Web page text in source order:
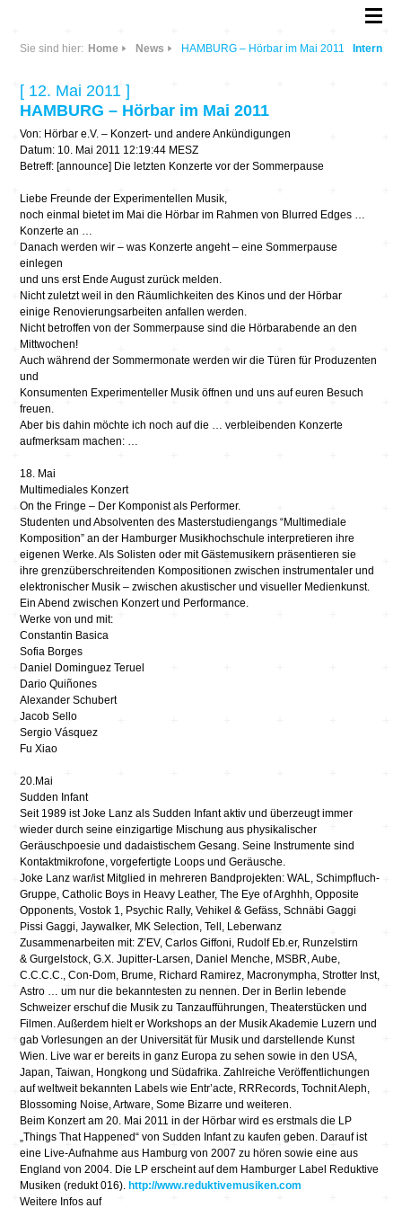
Sie sind hier: Home News HAMBURG – Hörbar im Mai 2011 Intern
[ 12. Mai 2011 ]
HAMBURG – Hörbar im Mai 2011
Von: Hörbar e.V. – Konzert- und andere Ankündigungen
Datum: 10. Mai 2011 12:19:44 MESZ
Betreff: [announce] Die letzten Konzerte vor der Sommerpause
Liebe Freunde der Experimentellen Musik,
noch einmal bietet im Mai die Hörbar im Rahmen von Blurred Edges …
Konzerte an …
Danach werden wir – was Konzerte angeht – eine Sommerpause
einlegen
und uns erst Ende August zurück melden.
Nicht zuletzt weil in den Räumlichkeiten des Kinos und der Hörbar
einige Renovierungsarbeiten anfallen werden.
Nicht betroffen von der Sommerpause sind die Hörbarabende an den
Mittwochen!
Auch während der Sommermonate werden wir die Türen für Produzenten
und
Konsumenten Experimenteller Musik öffnen und uns auf euren Besuch
freuen.
Aber bis dahin möchte ich noch auf die … verbleibenden Konzerte
aufmerksam machen: …
18. Mai
Multimediales Konzert
On the Fringe – Der Komponist als Performer.
Studenten und Absolventen des Masterstudiengangs “Multimediale
Komposition” an der Hamburger Musikhochschule interpretieren ihre
eigenen Werke. Als Solisten oder mit Gästemusikern präsentieren sie
ihre grenzüberschreitenden Kompositionen zwischen instrumentaler und
elektronischer Musik – zwischen akustischer und visueller Medienkunst.
Ein Abend zwischen Konzert und Performance.
Werke von und mit:
Constantin Basica
Sofia Borges
Daniel Dominguez Teruel
Dario Quiñones
Alexander Schubert
Jacob Sello
Sergio Vásquez
Fu Xiao
20.Mai
Sudden Infant
Seit 1989 ist Joke Lanz als Sudden Infant aktiv und überzeugt immer
wieder durch seine einzigartige Mischung aus physikalischer
Geräuschpoesie und dadaistischem Gesang. Seine Instrumente sind
Kontaktmikrofone, vorgefertigte Loops und Geräusche.
Joke Lanz war/ist Mitglied in mehreren Bandprojekten: WAL, Schimpfluch-
Gruppe, Catholic Boys in Heavy Leather, The Eye of Arghhh, Opposite
Opponents, Vostok 1, Psychic Rally, Vehikel & Gefäss, Schnäbi Gaggi
Pissi Gaggi, Jaywalker, MK Selection, Tell, Leberwanz
Zusammenarbeiten mit: Z’EV, Carlos Giffoni, Rudolf Eb.er, Runzelstirn
& Gurgelstock, G.X. Jupitter-Larsen, Daniel Menche, MSBR, Aube,
C.C.C.C., Con-Dom, Brume, Richard Ramirez, Macronympha, Strotter Inst,
Astro … um nur die bekanntesten zu nennen. Der in Berlin lebende
Schweizer erschuf die Musik zu Tanzaufführungen, Theaterstücken und
Filmen. Außerdem hielt er Workshops an der Musik Akademie Luzern und
gab Vorlesungen an der Universität für Musik und darstellende Kunst
Wien. Live war er bereits in ganz Europa zu sehen sowie in den USA,
Japan, Taiwan, Hongkong und Südafrika. Zahlreiche Veröffentlichungen
auf weltweit bekannten Labels wie Entr’acte, RRRecords, Tochnit Aleph,
Blossoming Noise, Artware, Some Bizarre und weiteren.
Beim Konzert am 20. Mai 2011 in der Hörbar wird es erstmals die LP
„Things That Happened“ von Sudden Infant zu kaufen geben. Darauf ist
eine Live-Aufnahme aus Hamburg von 2007 zu hören sowie eine aus
England von 2004. Die LP erscheint auf dem Hamburger Label Reduktive
Musiken (redukt 016). http://www.reduktivemusiken.com
Weitere Infos auf